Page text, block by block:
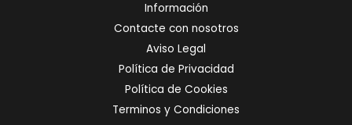
Información
Contacte con nosotros
Aviso Legal
Política de Privacidad
Política de Cookies
Terminos y Condiciones